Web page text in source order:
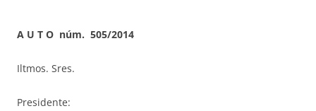
A U T O núm. 505/2014
Iltmos. Sres.
Presidente: